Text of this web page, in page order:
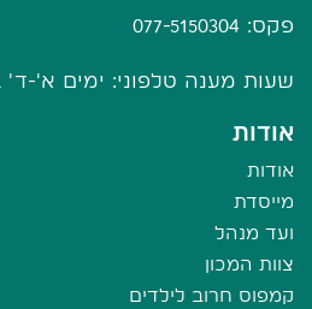
פקס: 077-5150304
שעות מענה טלפוני: ימים א'-ד' בין
אודות
אודות
מייסדת
ועד מנהל
צוות המכון
קמפוס חרוב לילדים